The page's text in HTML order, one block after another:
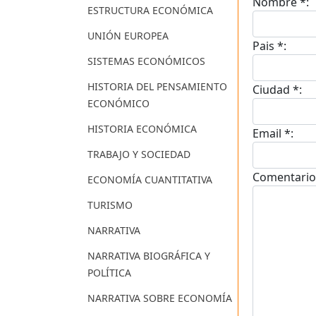
ESTRUCTURA ECONÓMICA
UNIÓN EUROPEA
SISTEMAS ECONÓMICOS
HISTORIA DEL PENSAMIENTO
ECONÓMICO
HISTORIA ECONÓMICA
TRABAJO Y SOCIEDAD
ECONOMÍA CUANTITATIVA
TURISMO
NARRATIVA
NARRATIVA BIOGRÁFICA Y
POLÍTICA
NARRATIVA SOBRE ECONOMÍA
Pais *:
Ciudad *:
Email *: